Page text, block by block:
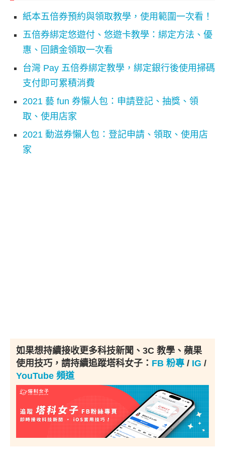
紙本五倍券預約與領取教學，使用範圍一次看！
五倍券綁定悠遊付、悠遊卡教學：綁定方法、優
惠、回饋金領取一次看
台灣 Pay 五倍券綁定教學，綁定銀行後使用掃碼
支付即可累積消費
2021 藝 fun 券懶人包：申請登記、抽獎、領
取、使用店家
2021 動滋券懶人包：登記申請、領取、使用店
家
如果想持續接收更多科技新聞、3C 教學、蘋果
使用技巧，請持續追蹤塔科女子： FB 粉專 / IG /
YouTube 頻道